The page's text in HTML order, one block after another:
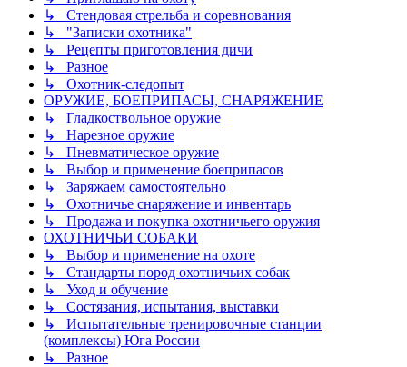
↳ Стендовая стрельба и соревнования
↳ "Записки охотника"
↳ Рецепты приготовления дичи
↳ Разное
↳ Охотник-следопыт
ОРУЖИЕ, БОЕПРИПАСЫ, СНАРЯЖЕНИЕ
↳ Гладкоствольное оружие
↳ Нарезное оружие
↳ Пневматическое оружие
↳ Выбор и применение боеприпасов
↳ Заряжаем самостоятельно
↳ Охотничье снаряжение и инвентарь
↳ Продажа и покупка охотничьего оружия
ОХОТНИЧЬИ СОБАКИ
↳ Выбор и применение на охоте
↳ Стандарты пород охотничьих собак
↳ Уход и обучение
↳ Состязания, испытания, выставки
↳ Испытательные тренировочные станции
(комплексы) Юга России
↳ Разное